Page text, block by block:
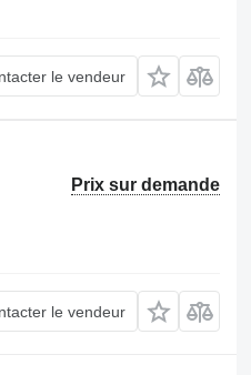
le vendeur
Prix sur demande
le vendeur